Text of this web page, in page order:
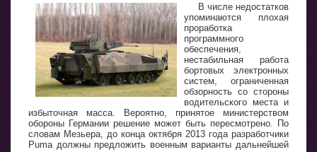
В числе недостатков
упоминаются плохая
проработка
программного
обеспечения,
нестабильная работа
бортовых электронных
систем, ограниченная
обзорность со стороны
водительского места и
избыточная масса. Вероятно, принятое министерством
обороны Германии решение может быть пересмотрено. По
словам Мезьера, до конца октября 2013 года разработчики
Puma должны предложить военным варианты дальнейшей